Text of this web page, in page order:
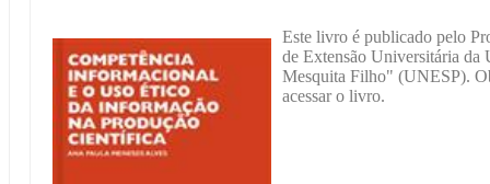
Este livro é publicado pelo
de Extensão Universitária da
Mesquita Filho" (UNESP).
acessar o livro.